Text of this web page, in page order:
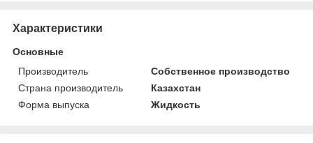
Характеристики
Основные
Производитель
Собственное производство
Страна производитель
Казахстан
Форма выпуска
Жидкость